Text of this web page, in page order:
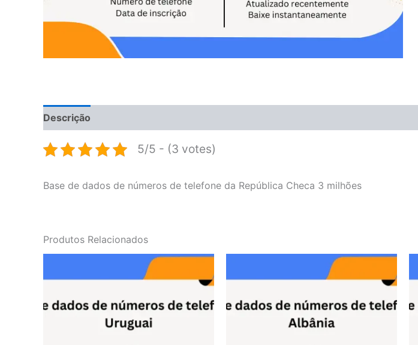
Descrição
5/5 - (3 votes)
Base de dados de números de telefone da República Checa 3 milhões
Produtos Relacionados